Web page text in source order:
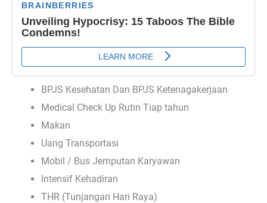
BPJS Kesehatan Dan BPJS Ketenagakerjaan
Medical Check Up Rutin Tiap tahun
Makan
Uang Transportasi
Mobil / Bus Jemputan Karyawan
Intensif Kehadiran
THR (Tunjangan Hari Raya)